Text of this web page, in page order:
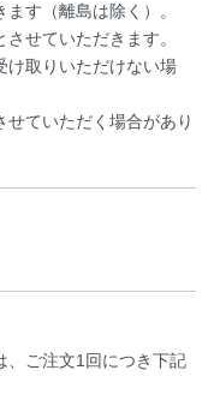
す（離島は除く）。
せていただきます。
取りいただけない場
ていただく場合があり
、ご注文1回につき下記